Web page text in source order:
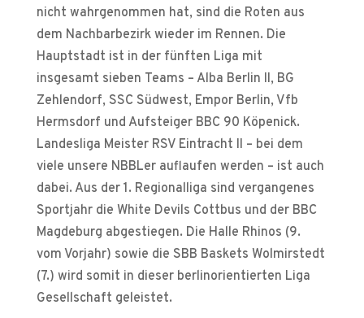
nicht wahrgenommen hat, sind die Roten aus
dem Nachbarbezirk wieder im Rennen. Die
Hauptstadt ist in der fünften Liga mit
insgesamt sieben Teams – Alba Berlin II, BG
Zehlendorf, SSC Südwest, Empor Berlin, Vfb
Hermsdorf und Aufsteiger BBC 90 Köpenick.
Landesliga Meister RSV Eintracht II – bei dem
viele unsere NBBLer auflaufen werden – ist auch
dabei. Aus der 1. Regionalliga sind vergangenes
Sportjahr die White Devils Cottbus und der BBC
Magdeburg abgestiegen. Die Halle Rhinos (9.
vom Vorjahr) sowie die SBB Baskets Wolmirstedt
(7.) wird somit in dieser berlinorientierten Liga
Gesellschaft geleistet.